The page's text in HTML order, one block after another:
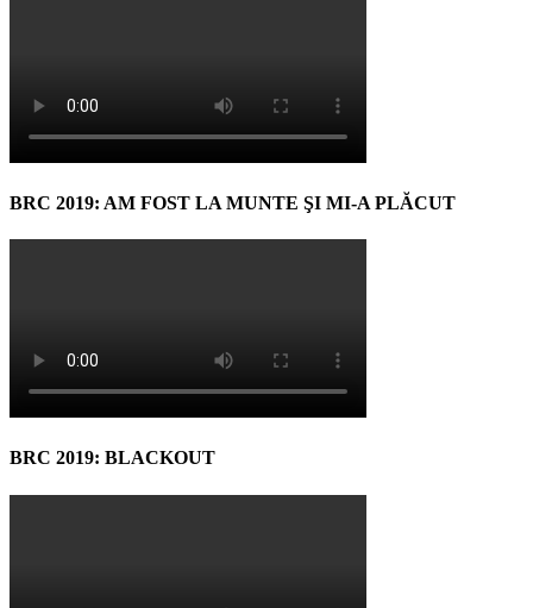
BRC 2019: AM FOST LA MUNTE ŞI MI-A PLĂCUT
BRC 2019: BLACKOUT